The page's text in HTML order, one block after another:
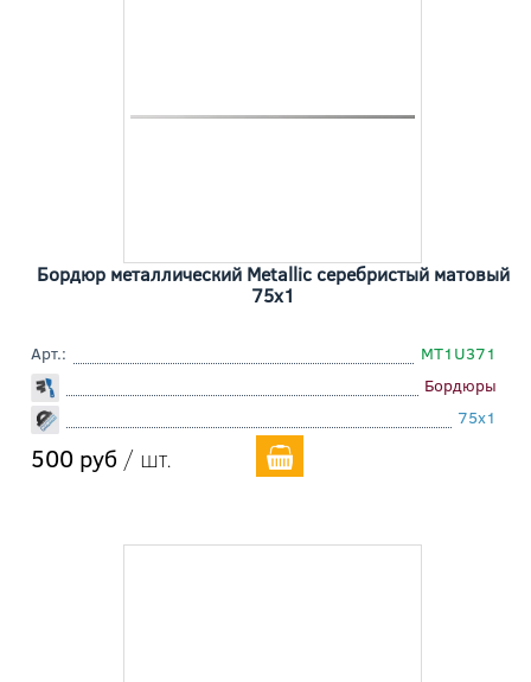
Бордюр металлический Metallic серебристый матовый
75x1
Арт.:
MT1U371
Бордюры
75x1
500 руб / шт.